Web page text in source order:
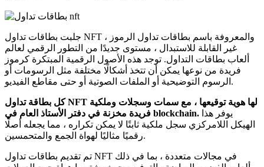
جلبت بطاقات تداول NFT ، والمعروفة باسم بطاقات تداول الرموز
غير القابلة للاستبدال ، مستوى جديدًا من التطور الرقمي لعالم
ألعاب بطاقات التداول. توجد هذه الأصول الرقمية المبتكرة كرموز
فريدة من نوعها يمكن أن تتخذ أشكالًا مختلفة مثل الرسومات أو
الرسوم التوضيحية أو الملفات الصوتية أو حتى مقاطع الفيديو.
كل بطاقة تداول NFT لها هوية توقيعها ، مع سمات وسجلات وملكية
فريدة مخزنة في دفتر الأستاذ العام في blockchain. يوفر هذا
الهيكل اللامركزي سجل ملكية ثابتًا لا يمكن تكراره ، مما يجعله أصلًا
رقميًا مثاليًا لهواة الجمع والمتحمسين.
تم تقديم بطاقات تداول NFT في مجالات متعددة ، بما في ذلك